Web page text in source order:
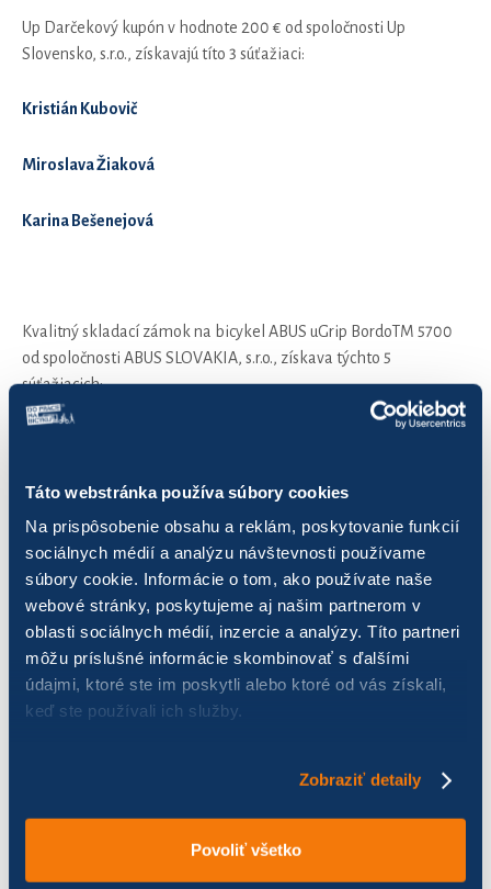
Táto webstránka používa súbory cookies
Na prispôsobenie obsahu a reklám, poskytovanie funkcií
sociálnych médií a analýzu návštevnosti používame
súbory cookie. Informácie o tom, ako používate naše
webové stránky, poskytujeme aj našim partnerom v
oblasti sociálnych médií, inzercie a analýzy. Títo partneri
môžu príslušné informácie skombinovať s ďalšími
údajmi, ktoré ste im poskytli alebo ktoré od vás získali,
keď ste používali ich služby.
Zobraziť detaily
Povoliť všetko
Up Darčekový kupón v hodnote 200 € od spoločnosti Up
Slovensko, s.r.o., získavajú títo 3 súťažiaci:
Kristián Kubovič
Miroslava Žiaková
Karina Bešenejová
Kvalitný skladací zámok na bicykel ABUS uGrip BordoTM 5700
od spoločnosti ABUS SLOVAKIA, s.r.o., získava týchto 5
súťažiacich:
David Span
Eliška Štefanová
Michal Homola
Branislav Manca